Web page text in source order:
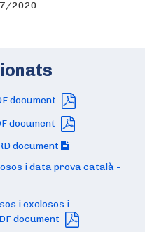
2020
document
document
document
i data prova català -
i exclosos i
document